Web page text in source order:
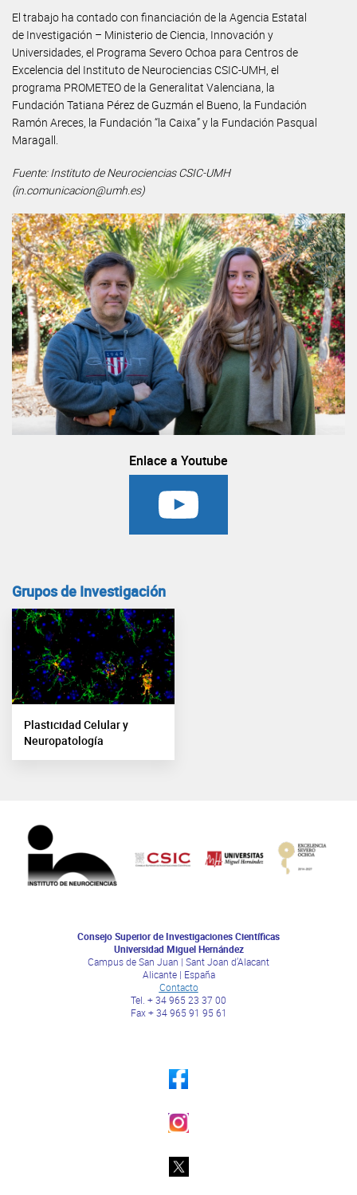
El trabajo ha contado con financiación de la Agencia Estatal
de Investigación – Ministerio de Ciencia, Innovación y
Universidades, el Programa Severo Ochoa para Centros de
Excelencia del Instituto de Neurociencias CSIC-UMH, el
programa PROMETEO de la Generalitat Valenciana, la
Fundación Tatiana Pérez de Guzmán el Bueno, la Fundación
Ramón Areces, la Fundación “la Caixa” y la Fundación Pasqual
Maragall.
Fuente: Instituto de Neurociencias CSIC-UMH
(in.comunicacion@umh.es)
Enlace a Youtube
Grupos de Investigación
Plasticidad Celular y
Neuropatología
Consejo Superior de Investigaciones Científicas
Universidad Miguel Hernández
Campus de San Juan | Sant Joan d’Alacant
Alicante | España
Contacto
Tel. + 34 965 23 37 00
Fax + 34 965 91 95 61